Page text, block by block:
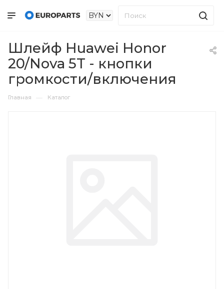
Шлейф Huawei Honor
20/Nova 5T - кнопки
громкости/включения
Главная — Каталог